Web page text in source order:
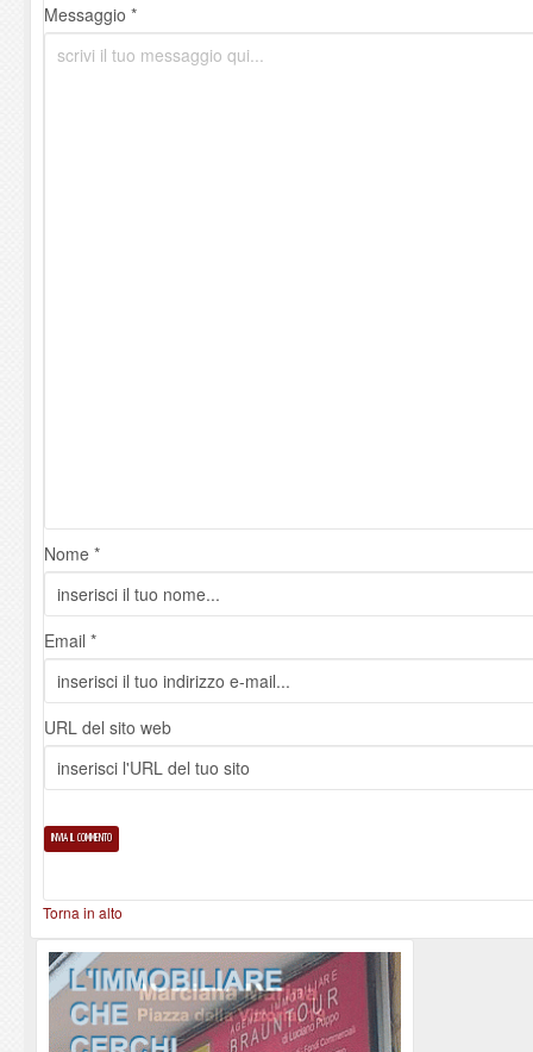
Messaggio *
Nome *
Email *
URL del sito web
Torna in alto